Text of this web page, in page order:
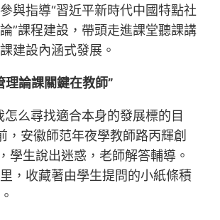
與指導“習近平新時代中國特點社
”課程建設，帶頭走進課堂聽課講
建設內涵式發展。
理論課關鍵在教師”
怎么尋找適合本身的發展標的目
，安徽師范年夜學教師路丙輝創
學生說出迷惑，老師解答輔導。
，收藏著由學生提問的小紙條積